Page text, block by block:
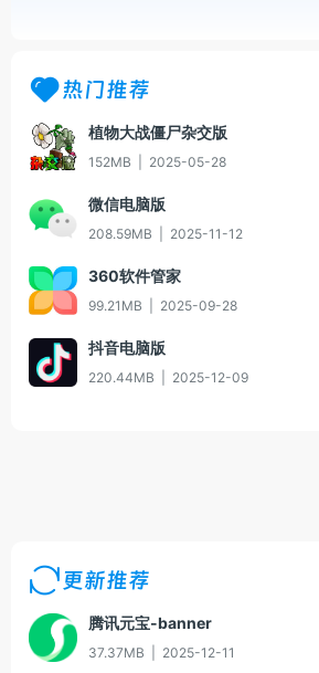
热门推荐
植物大战僵尸杂交版
152MB 2025-05-28
微信电脑版
208.59MB 2025-11-12
360软件管家
99.21MB 2025-09-28
抖音电脑版
220.44MB 2025-12-09
更新推荐
腾讯元宝-banner
37.37MB 2025-12-11